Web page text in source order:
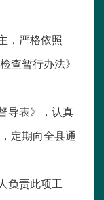
，严格依照
查暂行办法》
导表》，认真
定期向全县通
负责此项工